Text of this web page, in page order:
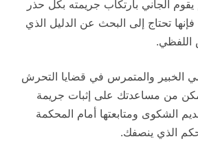
الجاني بارتكاب جريمته بكل حذر
فإنها تحتاج إلى البحث عن الدليل الذي
اللفظي.
الخبير والمتمرس في قضايا التحرش
من مساعدتك على إثبات جريمة
الشكوى ومتابعتها أمام المحكمة
الذي ينصفك.